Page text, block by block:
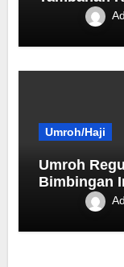
Umroh/Haji
Umroh
Bimbingan